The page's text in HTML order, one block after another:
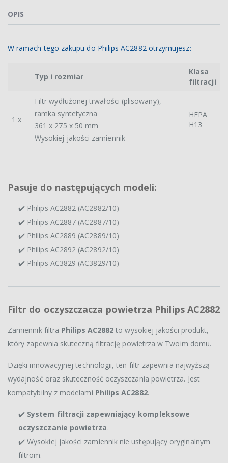
OPIS
W ramach tego zakupu do Philips AC2882 otrzymujesz:
Typ i rozmiar
Klasa
filtracji
1 x
Filtr wydłużonej trwałości (plisowany),
ramka syntetyczna
361 x 275 x 50 mm
Wysokiej jakości zamiennik
HEPA
H13
Pasuje do następujących modeli:
✔️ Philips AC2882 (AC2882/10)
✔️ Philips AC2887 (AC2887/10)
✔️ Philips AC2889 (AC2889/10)
✔️ Philips AC2892 (AC2892/10)
✔️ Philips AC3829 (AC3829/10)
Filtr do oczyszczacza powietrza Philips AC2882
Zamiennik filtra Philips AC2882 to wysokiej jakości produkt,
który zapewnia skuteczną filtrację powietrza w Twoim domu.
Dzięki innowacyjnej technologii, ten filtr zapewnia najwyższą
wydajność oraz skuteczność oczyszczania powietrza. Jest
kompatybilny z modelami Philips AC2882.
✔️ System filtracji zapewniający kompleksowe
oczyszczanie powietrza.
✔️ Wysokiej jakości zamiennik nie ustępujący oryginalnym
filtrom.